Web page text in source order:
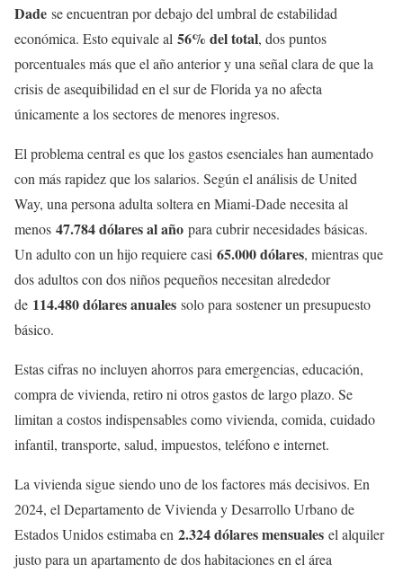
Dade se encuentran por debajo del umbral de estabilidad
económica. Esto equivale al 56% del total, dos puntos
porcentuales más que el año anterior y una señal clara de que la
crisis de asequibilidad en el sur de Florida ya no afecta
únicamente a los sectores de menores ingresos.
El problema central es que los gastos esenciales han aumentado
con más rapidez que los salarios. Según el análisis de United
Way, una persona adulta soltera en Miami-Dade necesita al
menos 47.784 dólares al año para cubrir necesidades básicas.
Un adulto con un hijo requiere casi 65.000 dólares, mientras que
dos adultos con dos niños pequeños necesitan alrededor
de 114.480 dólares anuales solo para sostener un presupuesto
básico.
Estas cifras no incluyen ahorros para emergencias, educación,
compra de vivienda, retiro ni otros gastos de largo plazo. Se
limitan a costos indispensables como vivienda, comida, cuidado
infantil, transporte, salud, impuestos, teléfono e internet.
La vivienda sigue siendo uno de los factores más decisivos. En
2024, el Departamento de Vivienda y Desarrollo Urbano de
Estados Unidos estimaba en 2.324 dólares mensuales el alquiler
justo para un apartamento de dos habitaciones en el área